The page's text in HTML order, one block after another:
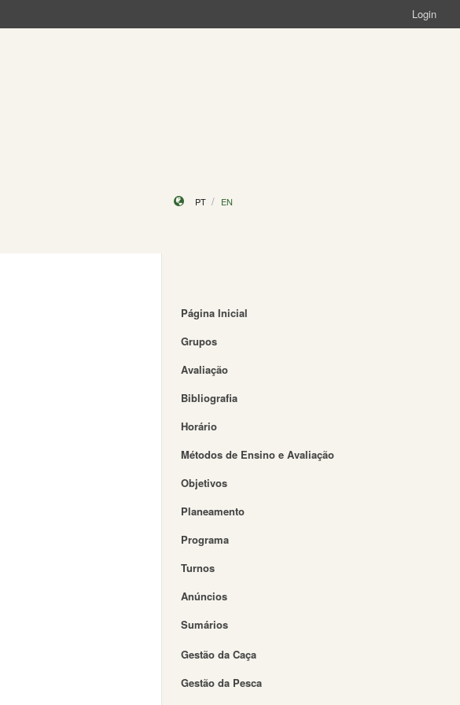
Login
PT EN
Página Inicial
Grupos
Avaliação
Bibliografia
Horário
Métodos de Ensino e Avaliação
Objetivos
Planeamento
Programa
Turnos
Anúncios
Sumários
Gestão da Caça
Gestão da Pesca